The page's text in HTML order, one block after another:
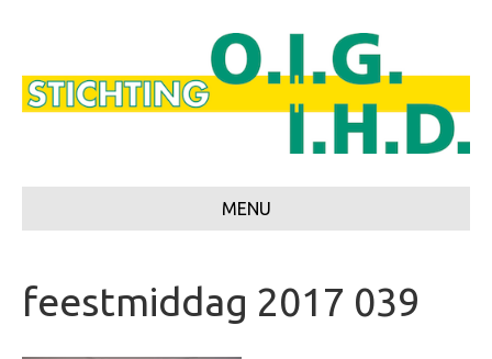
MENU
feestmiddag 2017 039